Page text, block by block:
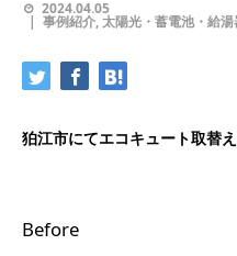
2024.04.05
事例紹介,太陽光・蓄電池・給
狛江市にてエコキュート取替
Before